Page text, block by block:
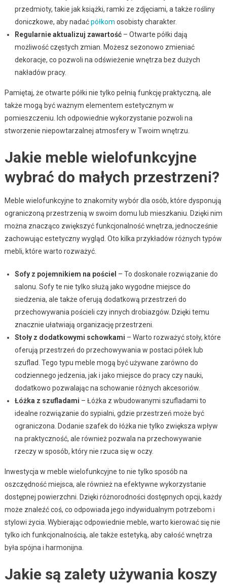
przedmioty, takie jak książki, ramki ze zdjęciami, a także rośliny
doniczkowe, aby nadaćpółkom osobisty charakter.
Regularnie aktualizuj zawartość– Otwarte półki dają
możliwość częstych zmian. Możesz sezonowo zmieniać
dekoracje, co pozwoli na odświeżenie wnętrza bez dużych
nakładów pracy.
Pamiętaj, że otwarte półki nie tylko pełnią funkcję praktyczną, ale
także mogą być ważnym elementem estetycznym w
pomieszczeniu. Ich odpowiednie wykorzystanie pozwoli na
stworzenie niepowtarzalnej atmosfery w Twoim wnętrzu.
Jakie meble wielofunkcyjne
wybrać do małych przestrzeni?
Meble wielofunkcyjne to znakomity wybór dla osób, które dysponują
ograniczoną przestrzenią w swoim domu lub mieszkaniu. Dzięki nim
można znacząco zwiększyć funkcjonalność wnętrza, jednocześnie
zachowując estetyczny wygląd. Oto kilka przykładów różnych typów
mebli, które warto rozważyć.
Sofy z pojemnikiem na pościel – To doskonałe rozwiązanie do
salonu. Sofy te nie tylko służą jako wygodne miejsce do
siedzenia, ale także oferują dodatkową przestrzeń do
przechowywania pościeli czy innych drobiazgów. Dzięki temu
znacznie ułatwiają organizację przestrzeni.
Stoły z dodatkowymi schowkami – Warto rozważyć stoły, które
oferują przestrzeń do przechowywania w postaci półek lub
szuflad. Tego typu meble mogą być używane zarówno do
codziennego jedzenia, jak i jako miejsce do pracy czy nauki,
dodatkowo pozwalając na schowanie różnych akcesoriów.
Łóżka z szufladami – Łóżka z wbudowanymi szufladami to
idealne rozwiązanie do sypialni, gdzie przestrzeń może być
ograniczona. Dodanie szafek do łóżka nie tylko zwiększa wpływ
na praktyczność, ale również pozwala na przechowywanie
rzeczy w sposób, który nie rzuca się w oczy.
Inwestycja w meble wielofunkcyjne to nie tylko sposób na
oszczędność miejsca, ale również na efektywne wykorzystanie
dostępnej powierzchni. Dzięki różnorodności dostępnych opcji, każdy
może znaleźć coś, co odpowiada jego indywidualnym potrzebom i
stylowi życia. Wybierając odpowiednie meble, warto kierować się nie
tylko ich funkcjonalnością, ale także estetyką, aby całość wnętrza
była spójna i harmonijna.
Jakie są zalety używania koszy